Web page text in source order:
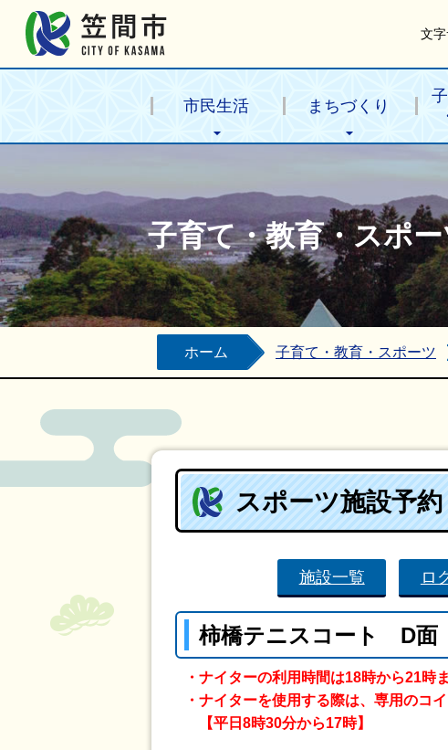
文
市民生活 まちづくり
子育て・教育・スポ
ホーム 子育て・教育・スポーツ
スポーツ施設予約
施設一覧 ロ
柿橋テニスコート D面
・ナイターの利用時間は18時から21時
・ナイターを使用する際は、専用のコ
【平日8時30分から17時】